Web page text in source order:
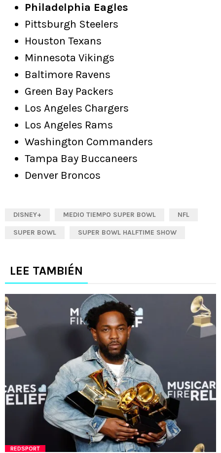
Philadelphia Eagles
Pittsburgh Steelers
Houston Texans
Minnesota Vikings
Baltimore Ravens
Green Bay Packers
Los Angeles Chargers
Los Angeles Rams
Washington Commanders
Tampa Bay Buccaneers
Denver Broncos
DISNEY+ MEDIO TIEMPO SUPER BOWL NFL
SUPER BOWL SUPER BOWL HALFTIME SHOW
LEE TAMBIÉN
REDSPORT